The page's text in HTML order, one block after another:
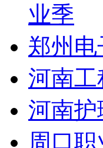
业季
郑州
河南工
河南
周口